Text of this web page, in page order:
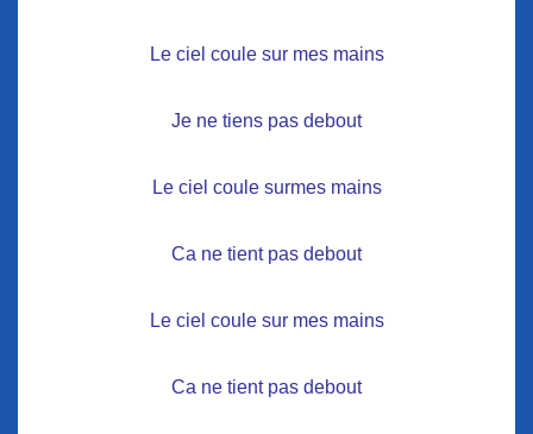
Le ciel coule sur mes mains
Je ne tiens pas debout
Le ciel coule surmes mains
Ca ne tient pas debout
Le ciel coule sur mes mains
Ca ne tient pas debout